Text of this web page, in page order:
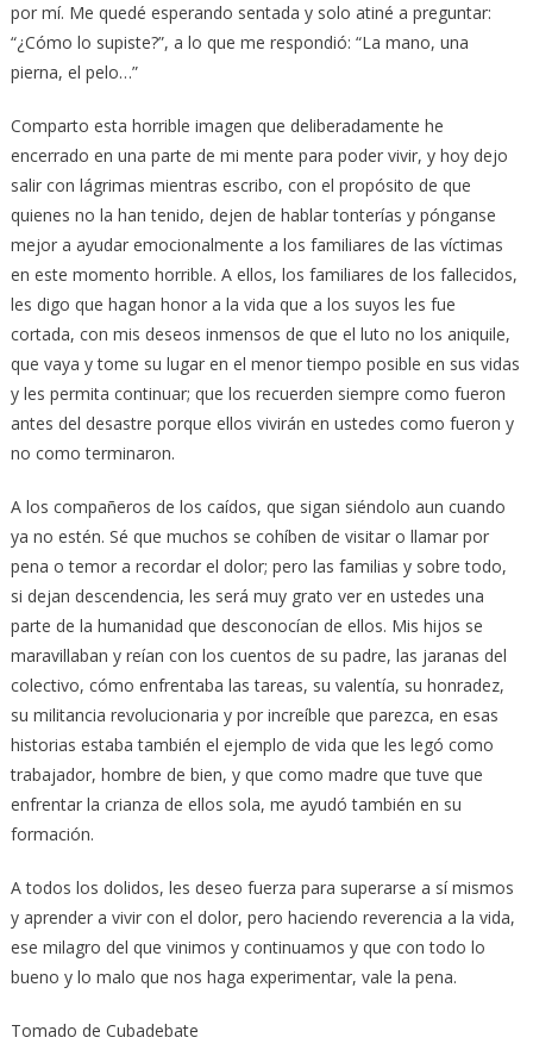
por mí. Me quedé esperando sentada y solo atiné a preguntar:
“¿Cómo lo supiste?”, a lo que me respondió: “La mano, una
pierna, el pelo…”
Comparto esta horrible imagen que deliberadamente he
encerrado en una parte de mi mente para poder vivir, y hoy dejo
salir con lágrimas mientras escribo, con el propósito de que
quienes no la han tenido, dejen de hablar tonterías y pónganse
mejor a ayudar emocionalmente a los familiares de las víctimas
en este momento horrible. A ellos, los familiares de los fallecidos,
les digo que hagan honor a la vida que a los suyos les fue
cortada, con mis deseos inmensos de que el luto no los aniquile,
que vaya y tome su lugar en el menor tiempo posible en sus vidas
y les permita continuar; que los recuerden siempre como fueron
antes del desastre porque ellos vivirán en ustedes como fueron y
no como terminaron.
A los compañeros de los caídos, que sigan siéndolo aun cuando
ya no estén. Sé que muchos se cohíben de visitar o llamar por
pena o temor a recordar el dolor; pero las familias y sobre todo,
si dejan descendencia, les será muy grato ver en ustedes una
parte de la humanidad que desconocían de ellos. Mis hijos se
maravillaban y reían con los cuentos de su padre, las jaranas del
colectivo, cómo enfrentaba las tareas, su valentía, su honradez,
su militancia revolucionaria y por increíble que parezca, en esas
historias estaba también el ejemplo de vida que les legó como
trabajador, hombre de bien, y que como madre que tuve que
enfrentar la crianza de ellos sola, me ayudó también en su
formación.
A todos los dolidos, les deseo fuerza para superarse a sí mismos
y aprender a vivir con el dolor, pero haciendo reverencia a la vida,
ese milagro del que vinimos y continuamos y que con todo lo
bueno y lo malo que nos haga experimentar, vale la pena.
Tomado de Cubadebate